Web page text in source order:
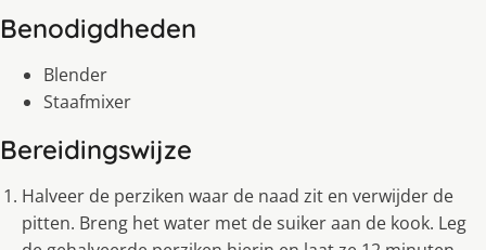
Benodigdheden
Blender
Staafmixer
Bereidingswijze
Halveer de perziken waar de naad zit en verwijder de
pitten. Breng het water met de suiker aan de kook. Leg